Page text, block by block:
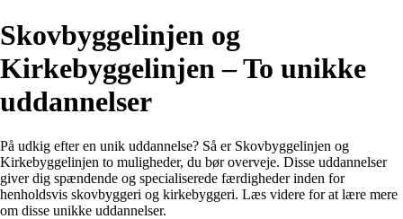
Skovbyggelinjen og
Kirkebyggelinjen – To unikke
uddannelser
På udkig efter en unik uddannelse? Så er Skovbyggelinjen og
Kirkebyggelinjen to muligheder, du bør overveje. Disse uddannelser
giver dig spændende og specialiserede færdigheder inden for
henholdsvis skovbyggeri og kirkebyggeri. Læs videre for at lære mere
om disse unikke uddannelser.